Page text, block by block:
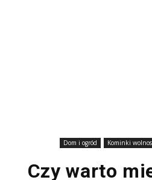
Dom i ogród Kominki
Czy warto